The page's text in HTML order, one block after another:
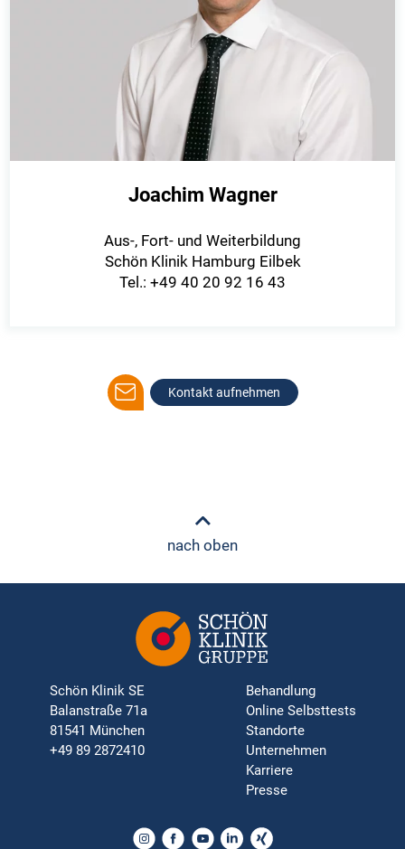
Joachim Wagner
Aus-, Fort- und Weiterbildung
Schön Klinik Hamburg Eilbek
Tel.: +49 40 20 92 16 43
Kontakt aufnehmen
nach oben
Schön Klinik SE
Balanstraße 71a
81541 München
+49 89 2872410
Behandlung
Online Selbsttests
Standorte
Unternehmen
Karriere
Presse